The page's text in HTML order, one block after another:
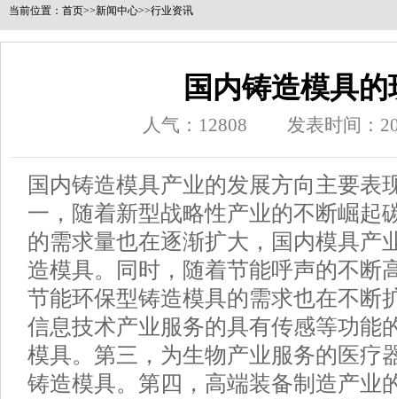
当前位置： 首页>>新闻中心>>行业资讯
国内铸造模具的
人气： 12808 发表时间：
国内铸造模具产业的发展方向主要表
一，随着新型战略性产业的不断崛起
的需求量也在逐渐扩大，国内模具产
造模具。同时，随着节能呼声的不断
节能环保型铸造模具的需求也在不断
信息技术产业服务的具有传感等功能
模具。第三，为生物产业服务的医疗
铸造模具。第四，高端装备制造产业